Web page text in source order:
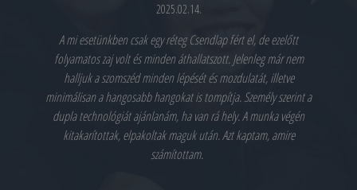
2025.02.14.
A mi esetünkben csak egy réteg Csendlap fért el, de ezelőtt
folyamatos zaj volt és minden áthallatszott. Jelenleg már nem
halljuk a szomszéd minden lépését és mozdulatát, illetve
minimálisan a hangosabb hangokat is tompítja. Személy szerint a
dupla technológiát ajánlanám, ha van rá hely. A munka végén
kitakarítottak, elpakoltak maguk után. Azt kaptam, amire
számítottam.